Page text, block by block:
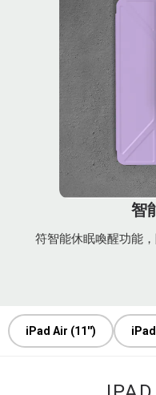
智
符智能休眠喚醒功能
iPad Air (11'')